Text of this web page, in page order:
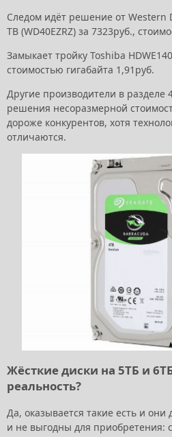
Следом идёт решение от Western
TB (WD40EZRZ) за 7323руб.,
Замыкает тройку Toshiba
стоимостью гигабайта 1,91руб.
Другие производители в разделе
решения несоразмерной
дороже конкурентов, хотя
отличаются.
Жёсткие диски на 5ТБ и
реальность?
Да, оказывается такие есть и
и не выгодны для приобретения: